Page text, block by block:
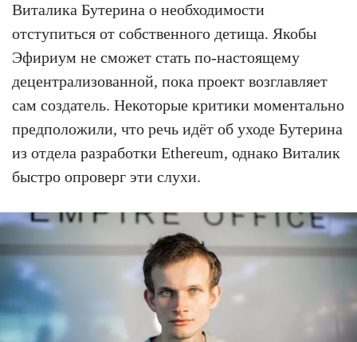
Виталика Бутерина о необходимости
отступиться от собственного детища. Якобы
Эфириум не сможет стать по-настоящему
децентрализованной, пока проект возглавляет
сам создатель. Некоторые критики моментально
предположили, что речь идёт об уходе Бутерина
из отдела разработки Ethereum, однако Виталик
быстро опроверг эти слухи.